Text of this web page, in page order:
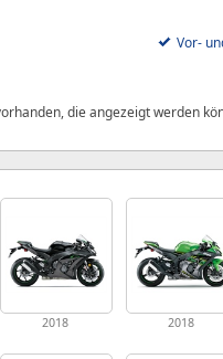
Vor-
die angezeigt werden
2018 2018